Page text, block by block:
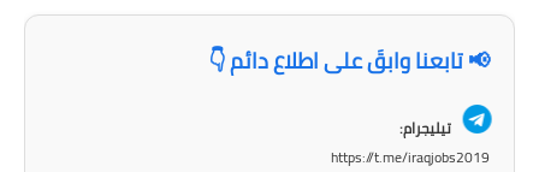
المرحلة الابتدائية
📢 تابعنا وابقَ على اطلاع دائم 👇
تيليجرام:
https://t.me/iraqjobs2019